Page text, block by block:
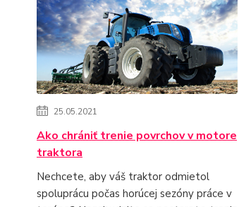
25.05.2021
Ako chrániť trenie povrchov v motore
traktora
Nechcete, aby váš traktor odmietol
spoluprácu počas horúcej sezóny práce v